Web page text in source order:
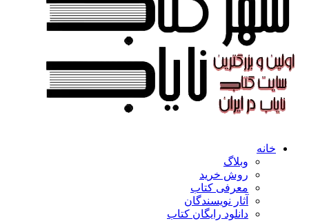
خانه
وبلاگ
روش خرید
معرفی کتاب
آثار نویسندگان
دانلود رایگان کتاب